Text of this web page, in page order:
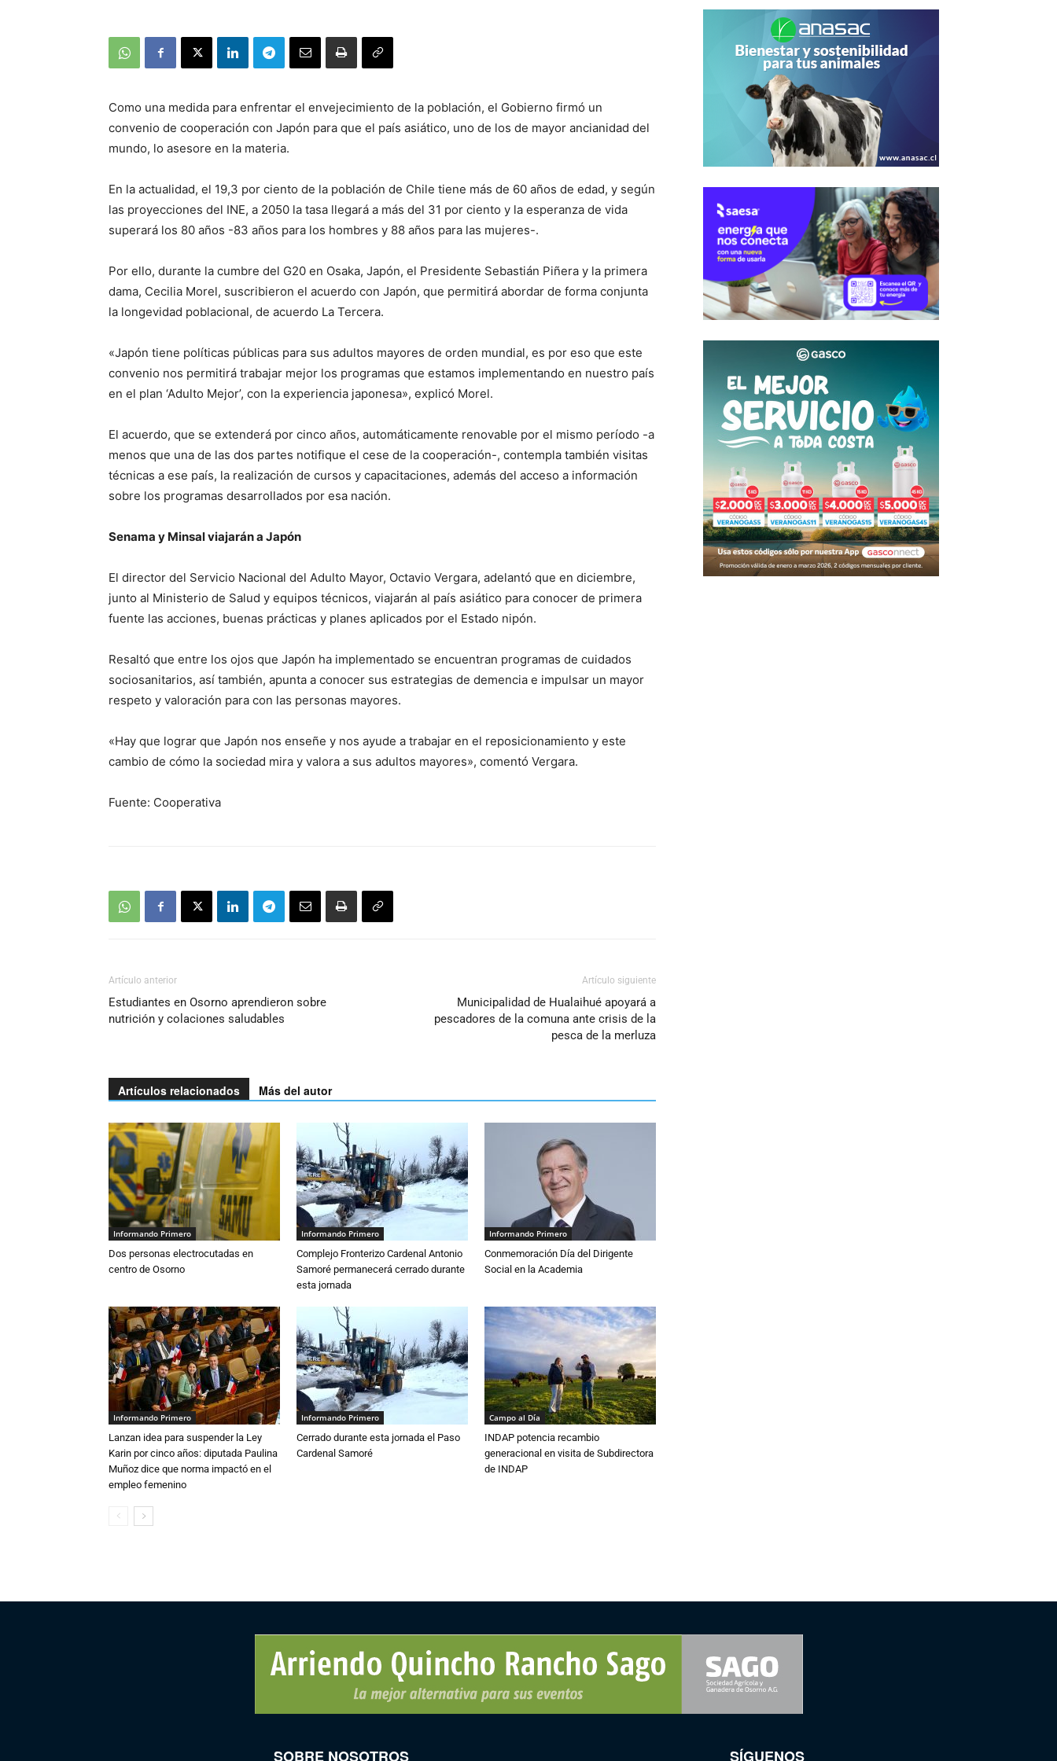
Como una medida para enfrentar el envejecimiento de la población, el Gobierno firmó un
convenio de cooperación con Japón para que el país asiático, uno de los de mayor ancianidad del
mundo, lo asesore en la materia.
En la actualidad, el 19,3 por ciento de la población de Chile tiene más de 60 años de edad, y según
las proyecciones del INE, a 2050 la tasa llegará a más del 31 por ciento y la esperanza de vida
superará los 80 años -83 años para los hombres y 88 años para las mujeres-.
Por ello, durante la cumbre del G20 en Osaka, Japón, el Presidente Sebastián Piñera y la primera
dama, Cecilia Morel, suscribieron el acuerdo con Japón, que permitirá abordar de forma conjunta
la longevidad poblacional, de acuerdo La Tercera.
«Japón tiene políticas públicas para sus adultos mayores de orden mundial, es por eso que este
convenio nos permitirá trabajar mejor los programas que estamos implementando en nuestro país
en el plan ‘Adulto Mejor’, con la experiencia japonesa», explicó Morel.
El acuerdo, que se extenderá por cinco años, automáticamente renovable por el mismo período -a
menos que una de las dos partes notifique el cese de la cooperación-, contempla también visitas
técnicas a ese país, la realización de cursos y capacitaciones, además del acceso a información
sobre los programas desarrollados por esa nación.
Senama y Minsal viajarán a Japón
El director del Servicio Nacional del Adulto Mayor, Octavio Vergara, adelantó que en diciembre,
junto al Ministerio de Salud y equipos técnicos, viajarán al país asiático para conocer de primera
fuente las acciones, buenas prácticas y planes aplicados por el Estado nipón.
Resaltó que entre los ojos que Japón ha implementado se encuentran programas de cuidados
sociosanitarios, así también, apunta a conocer sus estrategias de demencia e impulsar un mayor
respeto y valoración para con las personas mayores.
«Hay que lograr que Japón nos enseñe y nos ayude a trabajar en el reposicionamiento y este
cambio de cómo la sociedad mira y valora a sus adultos mayores», comentó Vergara.
Fuente: Cooperativa
Artículo anterior
Estudiantes en Osorno aprendieron sobre
nutrición y colaciones saludables
Artículo siguiente
Municipalidad de Hualaihué apoyará a
pescadores de la comuna ante crisis de la
pesca de la merluza
Artículos relacionados Más del autor
Informando Primero
Dos personas electrocutadas en
centro de Osorno
Informando Primero
Complejo Fronterizo Cardenal Antonio
Samoré permanecerá cerrado durante
esta jornada
Informando Primero
Conmemoración Día del Dirigente
Social en la Academia
Informando Primero
Lanzan idea para suspender la Ley
Karin por cinco años: diputada Paulina
Muñoz dice que norma impactó en el
empleo femenino
Informando Primero
Cerrado durante esta jornada el Paso
Cardenal Samoré
Campo al Día
INDAP potencia recambio
generacional en visita de Subdirectora
de INDAP
SOBRE NOSOTROS SÍGUENOS